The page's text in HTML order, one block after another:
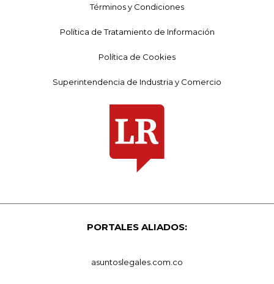
Términos y Condiciones
Política de Tratamiento de Información
Política de Cookies
Superintendencia de Industria y Comercio
PORTALES ALIADOS:
asuntoslegales.com.co